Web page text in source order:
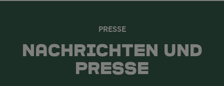
PRESSE
NACHRICHTEN UND
PRESSE